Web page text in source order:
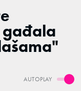
AUTOPLAY